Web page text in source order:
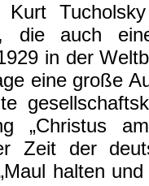
Kurt
die auch
in der
eine große
„Christus
Zeit der
halten